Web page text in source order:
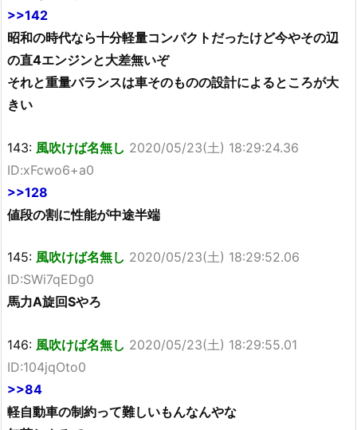
>>142
昭和の時代なら十分軽量コンパクトだったけど今やその辺
の直4エンジンと大差無いぞ
それと重量バランスは車そのものの設計によるところが大
きい
143: 風吹けば名無し 2020/05/23(土) 18:29:24.36
ID:xFcwo6+a0
>>128
値段の割に性能が中途半端
145: 風吹けば名無し 2020/05/23(土) 18:29:52.06
ID:SWi7qEDg0
馬力A旋回Sやろ
146: 風吹けば名無し 2020/05/23(土) 18:29:55.01
ID:104jqOto0
>>84
軽自動車の制約って難しいもんなんやな